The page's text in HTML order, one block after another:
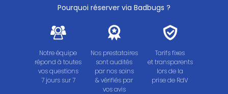
Pourquoi réserver via Badbugs ?
Notre équipe
répond à toutes
vos questions
7 jours sur 7
Nos prestataires
sont audités
par nos soins
& vérifiés par
vos avis
Tarifs fixes
et transparents
lors de la
prise de RdV